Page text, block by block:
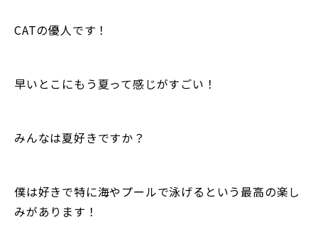
CATの優人です！
早いとこにもう夏って感じがすごい！
みんなは夏好きですか？
僕は好きで特に海やプールで泳げるという最高の楽し
みがあります！